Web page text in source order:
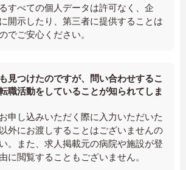
すべての個人データは許可なく、企
開示したり、第三者に提供することは
でご安心ください。
見つけたのですが、問い合わせするこ
職活動をしていることが知られてしま
申し込みいただく際に入力いただいた
外にお渡しすることはございませんの
。また、求人掲載元の病院や施設が登
に閲覧することもございません。